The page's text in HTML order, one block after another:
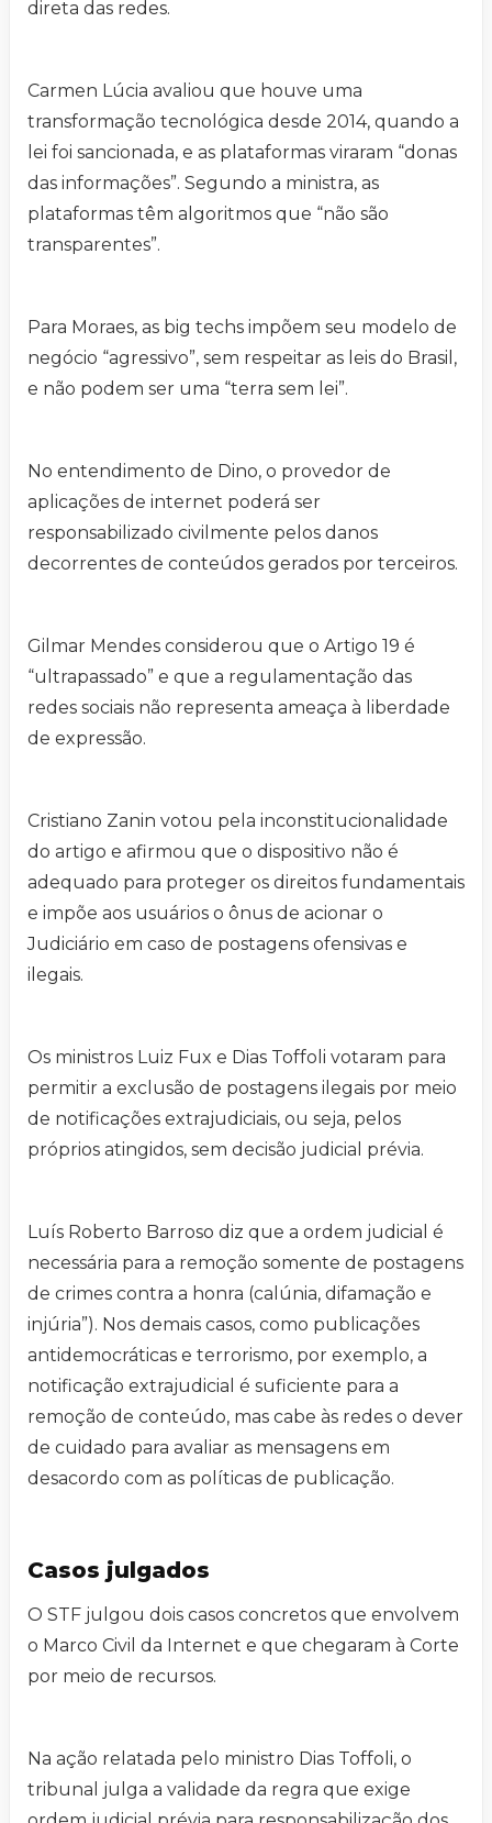
direta das redes.
Carmen Lúcia avaliou que houve uma
transformação tecnológica desde 2014, quando a
lei foi sancionada, e as plataformas viraram “donas
das informações”. Segundo a ministra, as
plataformas têm algoritmos que “não são
transparentes”.
Para Moraes, as big techs impõem seu modelo de
negócio “agressivo”, sem respeitar as leis do Brasil,
e não podem ser uma “terra sem lei”.
No entendimento de Dino, o provedor de
aplicações de internet poderá ser
responsabilizado civilmente pelos danos
decorrentes de conteúdos gerados por terceiros.
Gilmar Mendes considerou que o Artigo 19 é
“ultrapassado” e que a regulamentação das
redes sociais não representa ameaça à liberdade
de expressão.
Cristiano Zanin votou pela inconstitucionalidade
do artigo e afirmou que o dispositivo não é
adequado para proteger os direitos fundamentais
e impõe aos usuários o ônus de acionar o
Judiciário em caso de postagens ofensivas e
ilegais.
Os ministros Luiz Fux e Dias Toffoli votaram para
permitir a exclusão de postagens ilegais por meio
de notificações extrajudiciais, ou seja, pelos
próprios atingidos, sem decisão judicial prévia.
Luís Roberto Barroso diz que a ordem judicial é
necessária para a remoção somente de postagens
de crimes contra a honra (calúnia, difamação e
injúria”). Nos demais casos, como publicações
antidemocráticas e terrorismo, por exemplo, a
notificação extrajudicial é suficiente para a
remoção de conteúdo, mas cabe às redes o dever
de cuidado para avaliar as mensagens em
desacordo com as políticas de publicação.
Casos julgados
O STF julgou dois casos concretos que envolvem
o Marco Civil da Internet e que chegaram à Corte
por meio de recursos.
Na ação relatada pelo ministro Dias Toffoli, o
tribunal julga a validade da regra que exige